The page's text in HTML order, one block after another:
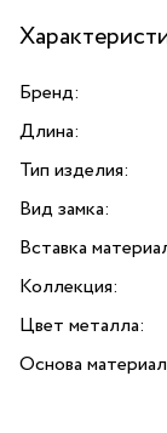
Бренд:
Длина:
Тип изделия:
Вид замка:
Вставка
Коллекция:
Цвет металла:
Основа